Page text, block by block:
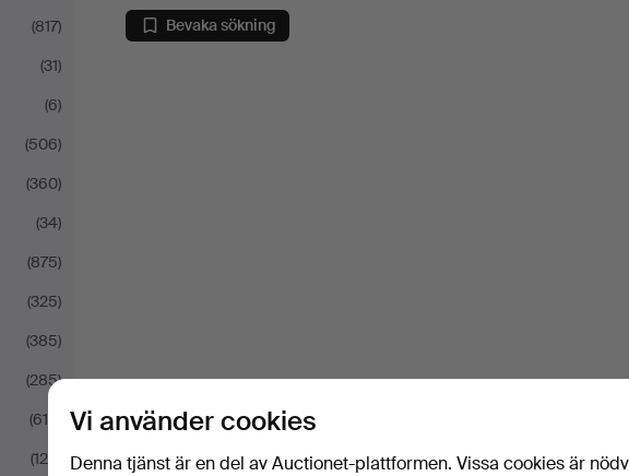
(817)
(31)
(6)
(506)
(360)
(34)
(875)
(325)
(385)
(285)
(619)
(120)
föremålBevaka sökning
Vi använder cookies
Denna tjänst är en del av Auctionet-plattformen. Vissa cookies är